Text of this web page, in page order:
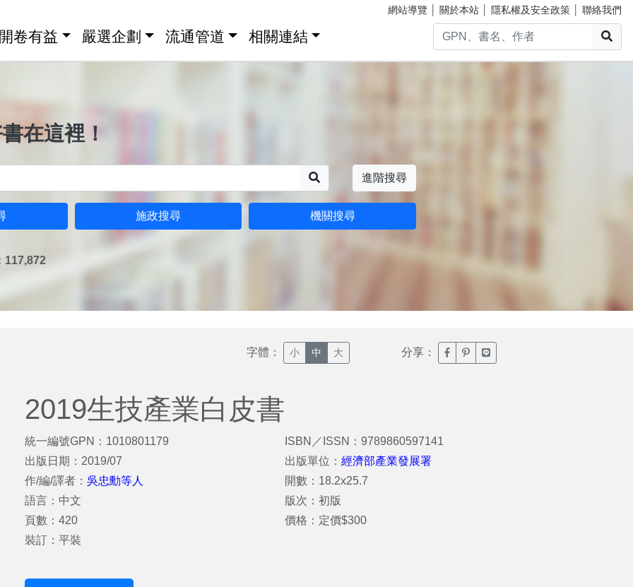
網站導覽 關於本站 隱私權及安全政策 聯絡我們
卷有益 嚴選企劃 流通管道 相關連結
在這裡！
進階搜尋
施政搜尋 機關搜尋
117,872
字體： 小 中 大 分享： 臉書分享(另開新視窗)
噗浪分享(另開新視窗)
Line分享(另開新視窗)
2019生技產業白皮書
統一編號GPN：1010801179
出版日期：2019/07
作/編/譯者： 吳忠勳等人
語言：中文
頁數：420
裝訂：平裝
ISBN／ISSN：9789860597141
出版單位：經濟部產業發展署
開數：18.2x25.7
版次：初版
價格：定價$300